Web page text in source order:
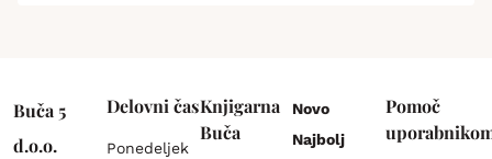
Buča 5
d.o.o.
Delovni čas
Ponedeljek
Knjigarna
Buča
Novo
Najbolj
Pomoč